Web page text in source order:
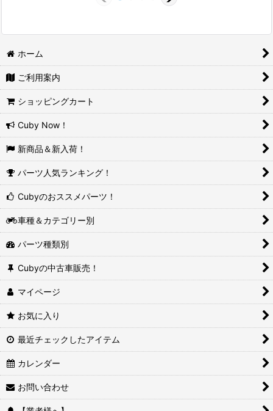
ホーム
ご利用案内
ショッピングカート
Cuby Now！
新商品＆新入荷！
パーツ人気ランキング！
Cubyのおススメパーツ！
車種＆カテゴリー別
パーツ種類別
Cubyの中古車販売！
マイページ
お気に入り
最近チェックしたアイテム
カレンダー
お問い合わせ